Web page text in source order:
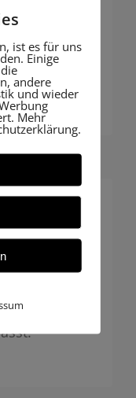
präzise,
digital und
die
ist es für uns
Einige
andere
und wieder
Mehr